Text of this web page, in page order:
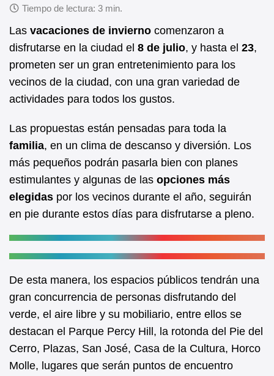
c
e
b
o
o
k
at
s
A
p
p
Las vacaciones de invierno comenzaron a
disfrutarse en la ciudad el 8 de julio, y hasta el 23,
prometen ser un gran entretenimiento para los
vecinos de la ciudad, con una gran variedad de
actividades para todos los gustos.
Las propuestas están pensadas para toda la
familia, en un clima de descanso y diversión. Los
más pequeños podrán pasarla bien con planes
estimulantes y algunas de las opciones más
elegidas por los vecinos durante el año, seguirán
en pie durante estos días para disfrutarse a pleno.
De esta manera, los espacios públicos tendrán una
gran concurrencia de personas disfrutando del
verde, el aire libre y su mobiliario, entre ellos se
destacan el Parque Percy Hill, la rotonda del Pie del
Cerro, Plazas, San José, Casa de la Cultura, Horco
Molle, lugares que serán puntos de encuentro